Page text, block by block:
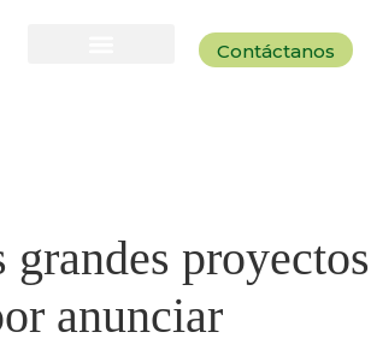
Contáctanos
grandes proyectos
anunciar